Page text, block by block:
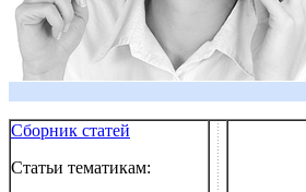
Сборник статей
Статьи тематикам: